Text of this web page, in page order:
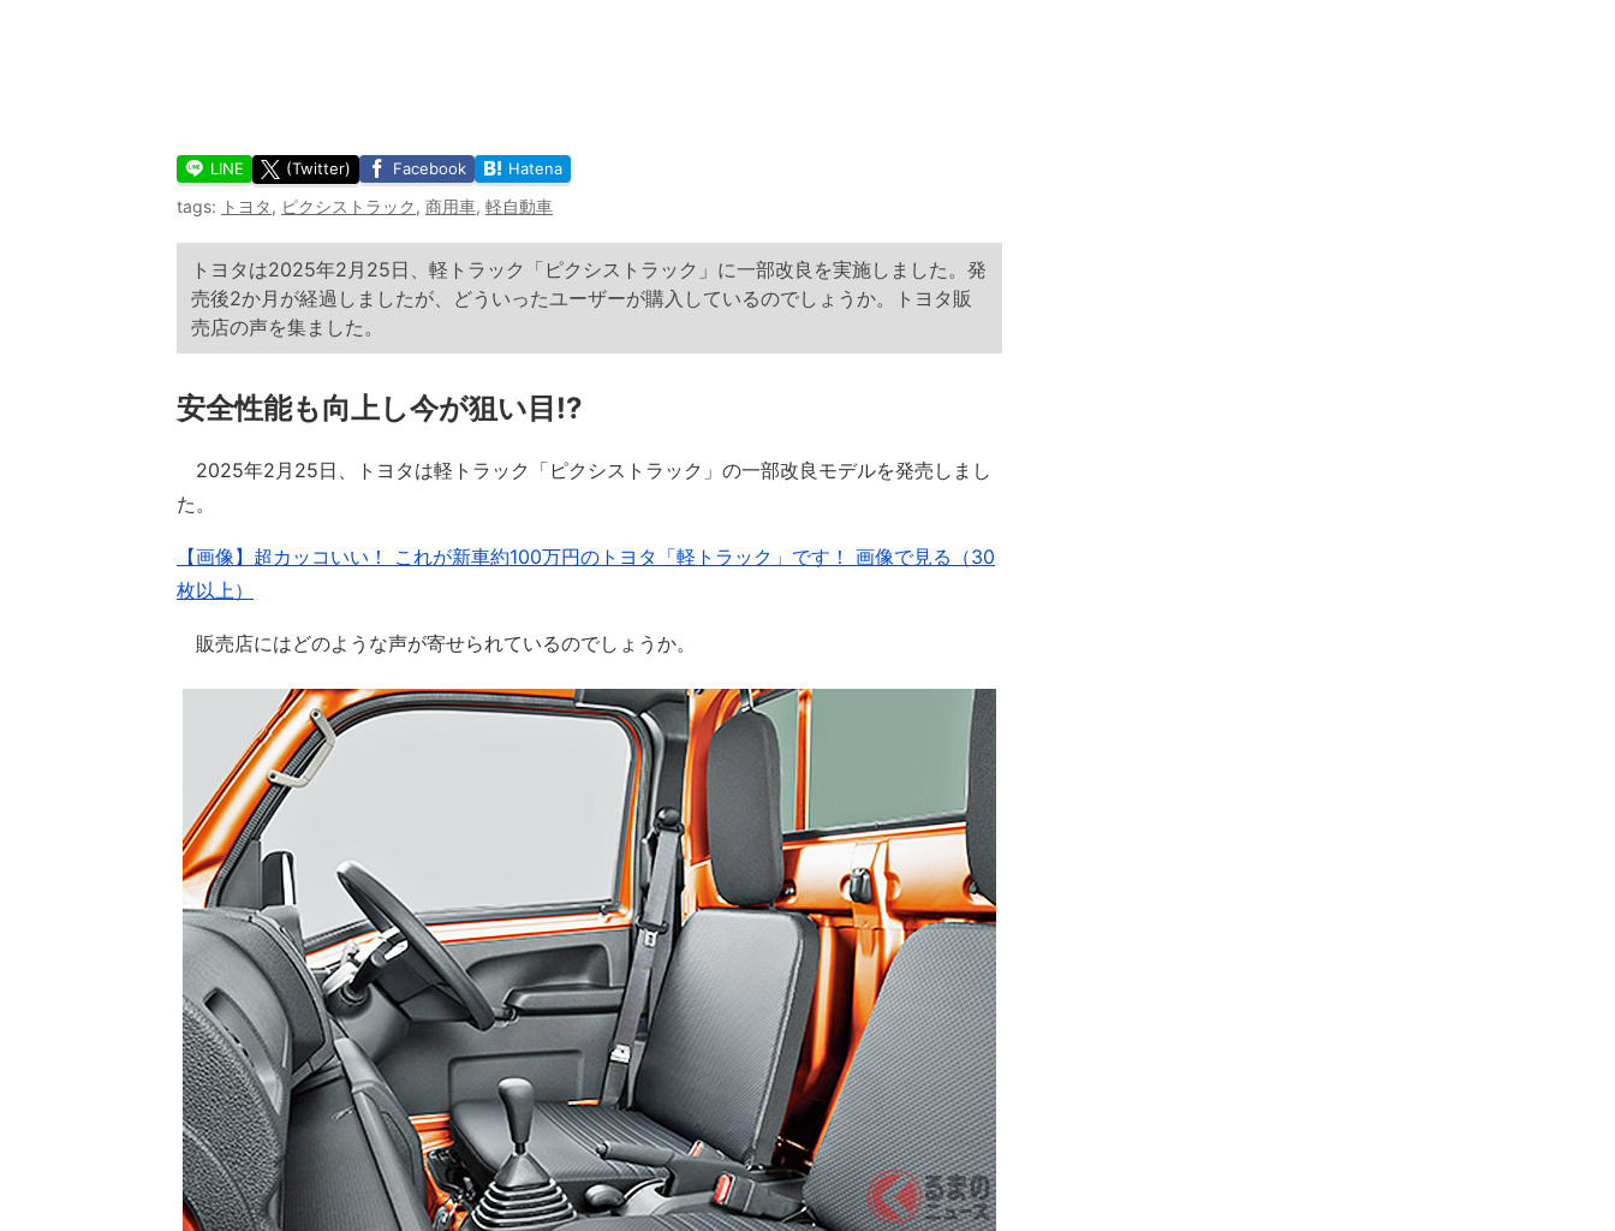
LINE (Twitter) Facebook Hatena
tags: トヨタ, ピクシストラック, 商用車, 軽自動車
トヨタは2025年2月25日、軽トラック「ピクシストラック」に一部改良を実施しました。発
売後2か月が経過しましたが、どういったユーザーが購入しているのでしょうか。トヨタ販
売店の声を集ました。
安全性能も向上し今が狙い目!?
2025年2月25日、トヨタは軽トラック「ピクシストラック」の一部改良モデルを発売しまし
た。
【画像】超カッコいい！ これが新車約100万円のトヨタ「軽トラック」です！ 画像で見る（30
枚以上）
販売店にはどのような声が寄せられているのでしょうか。